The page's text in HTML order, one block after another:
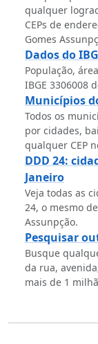
qualquer
CEPs de
Gomes
Dados do
População,
IBGE 3306008
Municípios
Todos os
por cidades,
qualquer CEP
DDD 24:
Janeiro
Veja todas as
24, o mesmo
Assunpção.
Pesquisar
Busque
da rua,
mais de 1